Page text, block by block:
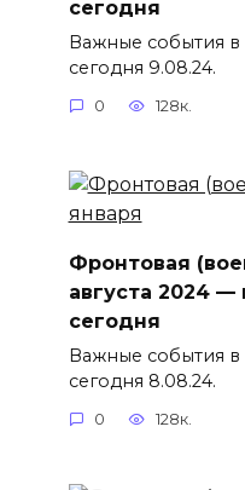
сегодня
Важные события
сегодня 9.08.24.
0 128к.
Фронтовая
августа 2024
сегодня
Важные события
сегодня 8.08.24.
0 128к.